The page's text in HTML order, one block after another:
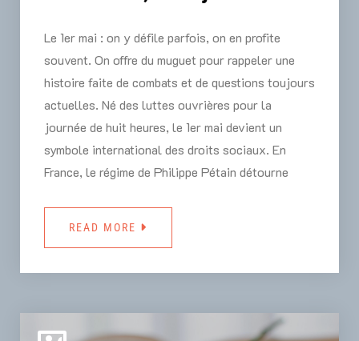
Le 1er mai : on y défile parfois, on en profite
souvent. On offre du muguet pour rappeler une
histoire faite de combats et de questions toujours
actuelles. Né des luttes ouvrières pour la
journée de huit heures, le 1er mai devient un
symbole international des droits sociaux. En
France, le régime de Philippe Pétain détourne
READ MORE